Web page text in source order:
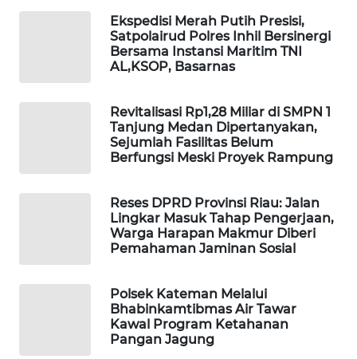
Ekspedisi Merah Putih Presisi,
Satpolairud Polres Inhil Bersinergi
Bersama Instansi Maritim TNI
AL,KSOP, Basarnas
Revitalisasi Rp1,28 Miliar di SMPN 1
Tanjung Medan Dipertanyakan,
Sejumlah Fasilitas Belum
Berfungsi Meski Proyek Rampung
Reses DPRD Provinsi Riau: Jalan
Lingkar Masuk Tahap Pengerjaan,
Warga Harapan Makmur Diberi
Pemahaman Jaminan Sosial
Polsek Kateman Melalui
Bhabinkamtibmas Air Tawar
Kawal Program Ketahanan
Pangan Jagung
WAHANA
HEALTH
Wahana